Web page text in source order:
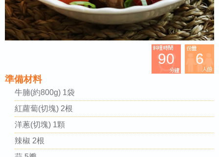
6
90
準備材料
牛腩(約800g) 1袋
紅蘿蔔(切塊) 2根
洋蔥(切塊) 1顆
辣椒 2根